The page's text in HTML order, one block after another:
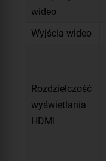
wideo
Wyjścia wideo
Rozdzielczość
wyświetlania
HDMI